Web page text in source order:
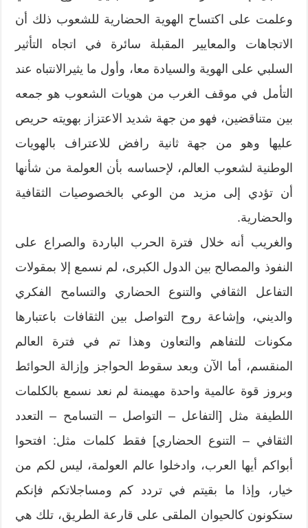
وعلمت على اكتساح الهوية الحضارية للشعوب ذلك أن
الاتجاهات والمعايير المقبلة سائرة في اتجاه التأثير
السلبي على الهوية والسيادة معا، وأول ما يثيرالانتباه عند
التأمل في موقف الغرب من هويات الشعوب هو جمعه
بين متناقضين، فهو من جهة شديد الاعتزاز بهويته حريص
عليها وهو من جهة ثانية رافض للاعتراف بالهويات
الوطنية لشعوب العالم، لإحساسه بأن العولمة من شأنها
أن تؤدي إلى مزيد من الوعي بالخصوصيات الثقافية
والحضارية.
والغريب أنه خلال فترة الحرب الباردة والصراع على
النفوذ والمصالح بين الدول الكبرى، لم نسمع إلا بمقولات
التفاعل الثقافي والتنوع الحضاري والتسامح الفكري
والديني، وإشاعة روح التواصل بين الثقافات باعتبارها
مكونات للتفاهم والتعاون وهذا تم في فترة العالم
المنقسم، أما الآن وبعد سقوط الحواجز وإزالة الحوائط
وبروز قوة عالمية واحدة مهيمنة لم نعد نسمع بالكلمات
اللطيفة مثل [التفاعل – التواصل – التسامح – التعدد
الثقافي – التنوع الحضاري] فقط كلمات مثل: افتحوا
أبواكم أيها العرب، وادخلوا عالم العولمة، ليس لكم من
خيار، وإذا ما بقيتم في تردد كم ومساجلاتكم فإنكم
ستكونون كالحيوان الملقى على قارعة الطريق، تلك هي